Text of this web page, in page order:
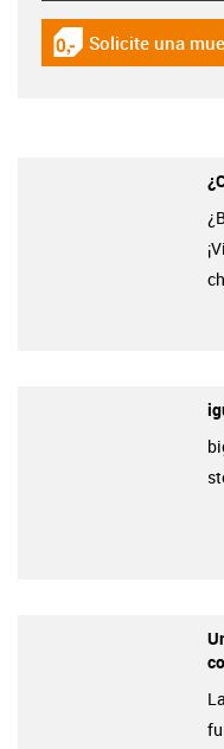
igus-icon-
Solicite una